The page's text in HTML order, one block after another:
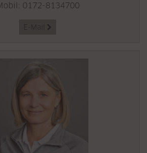
0172-8134700
E-Mail 